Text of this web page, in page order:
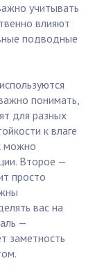
учитывать
влияют
подводные
понимать,
для разных
к влаге
можно
Второе —
просто
вас на
—
заметность